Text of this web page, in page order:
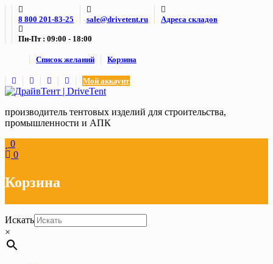
Skip
content
8 800 201-83-25 sale@drivetent.ru Адреса складов
Пн-Пт : 09:00 - 18:00
Список желаний Корзина
Мой аккаунт
производитель тентовых изделий для строительства,
промышленности и АПК
0
0
Корзина
Искать
×